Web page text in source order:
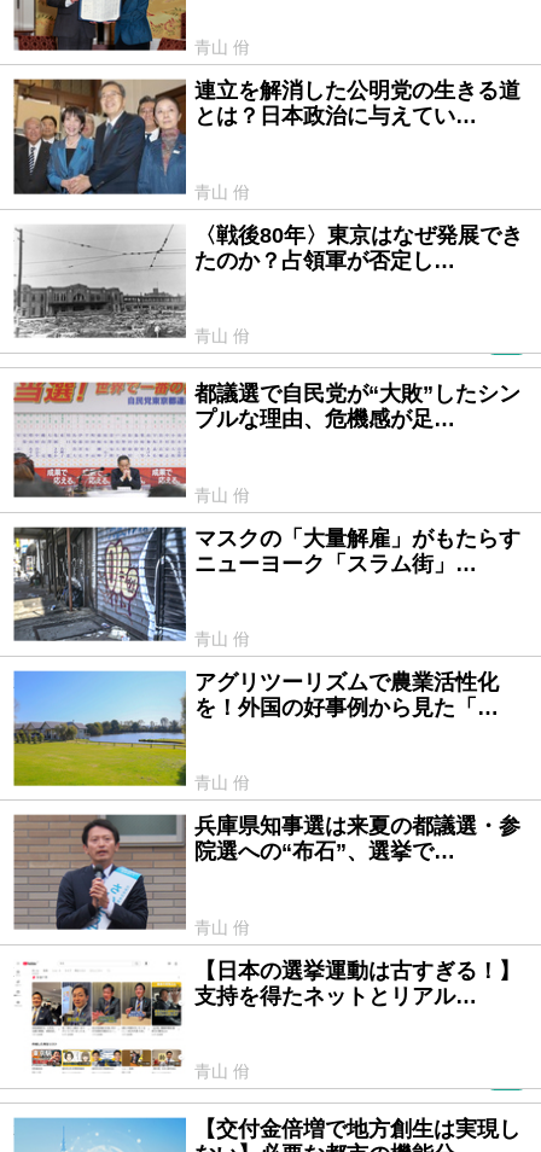
青山 佾
2025/10/24
連立を解消した公明党の生きる道
とは？日本政治に与えてい…
青山 佾
2025/08/22
〈戦後80年〉東京はなぜ発展でき
たのか？占領軍が否定し…
青山 佾
2025/06/27
都議選で自民党が“大敗”したシン
プルな理由、危機感が足…
青山 佾
2025/04/23
マスクの「大量解雇」がもたらす
ニューヨーク「スラム街」…
青山 佾
アグリツーリズムで農業活性化
を！外国の好事例から見た「…
青山 佾
2024/12/04
兵庫県知事選は来夏の都議選・参
院選への“布石”、選挙で…
青山 佾
2024/11/01
【日本の選挙運動は古すぎる！】
支持を得たネットとリアル…
青山 佾
2024/10/16
【交付金倍増で地方創生は実現し